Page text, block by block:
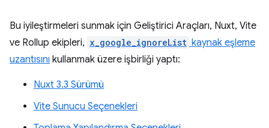
Bu iyileştirmeleri sunmak için Geliştirici Araçları, Nuxt, Vite
ve Rollup ekipleri, x_google_ignoreList kaynak eşleme
uzantısını kullanmak üzere işbirliği yaptı:
Nuxt 3.3 Sürümü
Vite Sunucu Seçenekleri